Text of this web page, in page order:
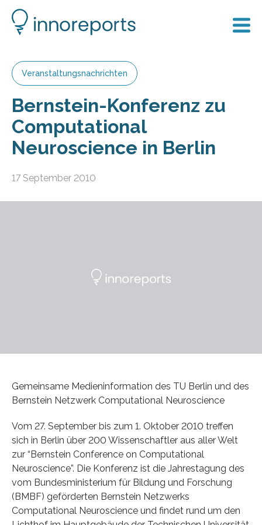
Veranstaltungsnachrichten
Bernstein-Konferenz zu
Computational
Neuroscience in Berlin
17 September 2010
Gemeinsame Medieninformation des TU Berlin und des
Bernstein Netzwerk Computational Neuroscience
Vom 27. September bis zum 1. Oktober 2010 treffen
sich in Berlin über 200 Wissenschaftler aus aller Welt
zur “Bernstein Conference on Computational
Neuroscience”. Die Konferenz ist die Jahrestagung des
vom Bundesministerium für Bildung und Forschung
(BMBF) geförderten Bernstein Netzwerks
Computational Neuroscience und findet rund um den